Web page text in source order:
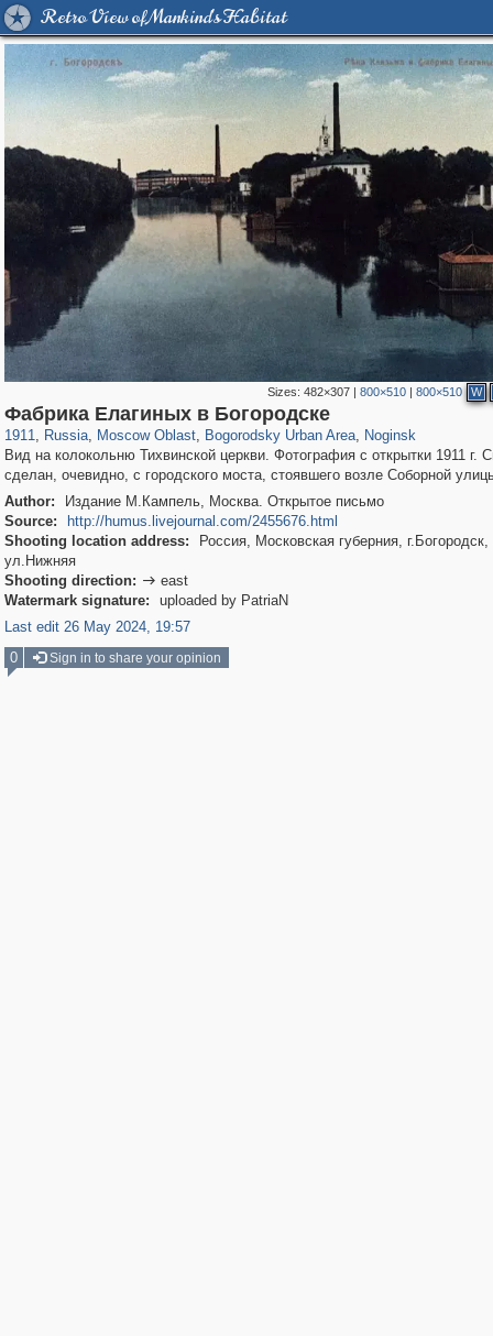
Retro View of Mankind's Habitat
Sizes: 482×307| 800×510| 800×510 W
Фабрика Елагиных в Богородске
1911, Russia
1,406,255 29,243
, Moscow Oblast
96,319 1,691
, Bogorodsky Urban Area
1,629 16
, Noginsk
928
Вид на колокольню Тихвинской церкви. Фотография с открытки 1911 г.
сделан, очевидно, с городского моста, стоявшего возле Соборной
Author:
Издание М.Кампель, Москва. Открытое письмо
Source:
http://humus.livejournal.com/2455676.html
Shooting location address:
Россия, Московская губерния, г.Богородск,
ул.Нижняя
Shooting direction:  east
Watermark signature:
uploaded by PatriaN
Last edit 26 May 2024, 19:57
0
Sign in to share your opinion